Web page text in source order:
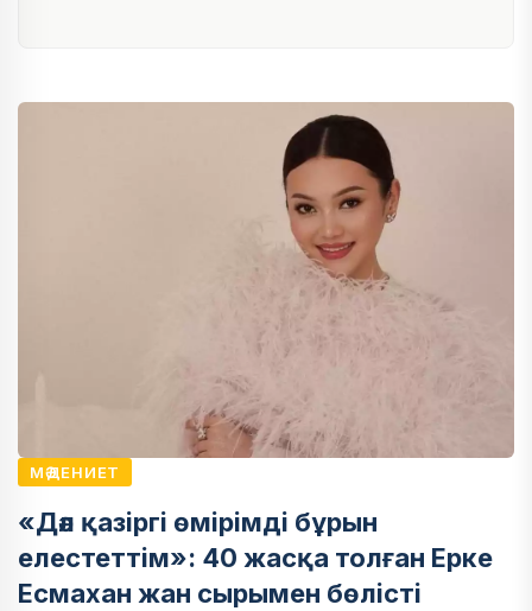
МӘДЕНИЕТ
«Дәл қазіргі өмірімді бұрын
елестеттім»: 40 жасқа толған Ерке
Есмахан жан сырымен бөлісті